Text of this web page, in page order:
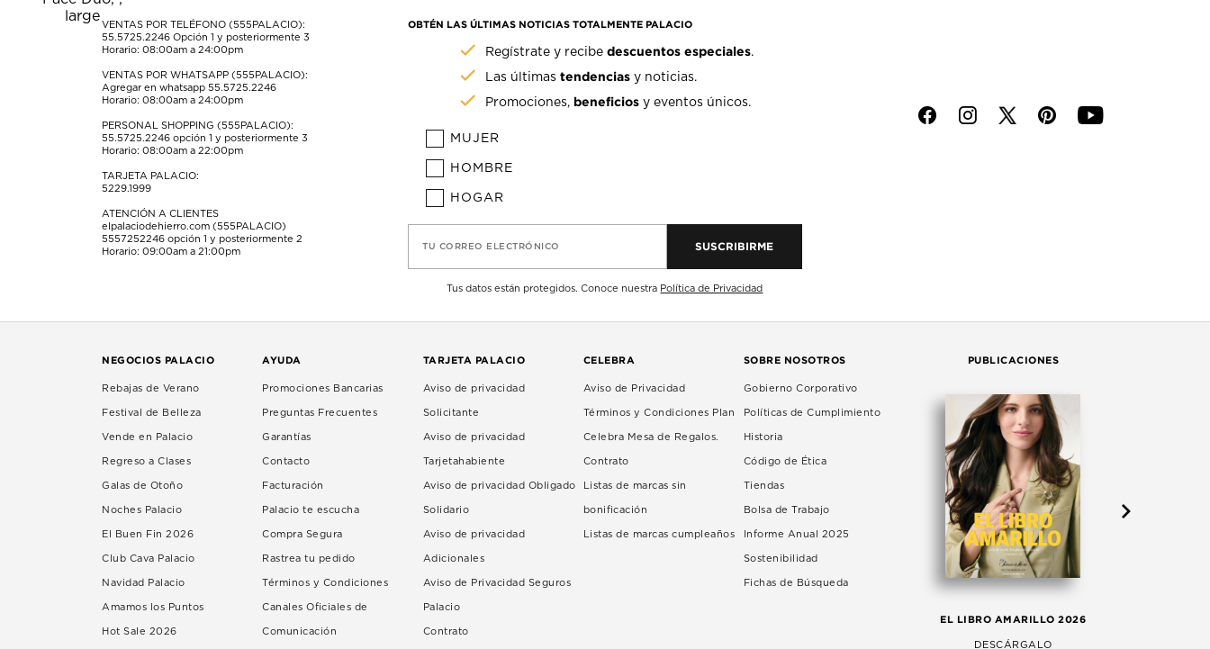
el
formulario
el
formulario
de
formulario
de
formulario
de
formulario
de
envío.
VENTAS POR TELÉFONO (555PALACIO):
55.5725.2246 Opción 1 y posteriormente 3
Horario: 08:00am a 24:00pm
VENTAS POR WHATSAPP (555PALACIO):
Agregar en whatsapp 55.5725.2246
Horario: 08:00am a 24:00pm
PERSONAL SHOPPING (555PALACIO):
55.5725.2246 opción 1 y posteriormente 3
Horario: 08:00am a 22:00pm
TARJETA PALACIO:
5229.1999
ATENCIÓN A CLIENTES
elpalaciodehierro.com (555PALACIO)
5557252246 opción 1 y posteriormente 2
Horario: 09:00am a 21:00pm
OBTÉN LAS ÚLTIMAS NOTICIAS TOTALMENTE PALACIO
Regístrate y recibedescuentos especiales.
Las últimastendencias y noticias.
Promociones, beneficios y eventos únicos.
MUJER
HOMBRE
HOGAR
TU CORREO ELECTRÓNICO SUSCRIBIRME
Tus datos están protegidos. Conoce nuestra Política de Privacidad
f i p y
NEGOCIOS PALACIO
Rebajas de Verano
Festival de Belleza
Vende en Palacio
Regreso a Clases
Galas de Otoño
Noches Palacio
El Buen Fin 2026
Club Cava Palacio
Navidad Palacio
Amamos los Puntos
Hot Sale 2026
AYUDA
Promociones Bancarias
Preguntas Frecuentes
Garantías
Contacto
Facturación
Palacio te escucha
Compra Segura
Rastrea tu pedido
Términos y Condiciones
Canales Oficiales de
Comunicación
TARJETA PALACIO
Aviso de privacidad
Solicitante
Aviso de privacidad
Tarjetahabiente
Aviso de privacidad Obligado
Solidario
Aviso de privacidad
Adicionales
Aviso de Privacidad Seguros
Palacio
Contrato
CELEBRA
Aviso de Privacidad
Términos y Condiciones Plan
Celebra Mesa de Regalos.
Contrato
Listas de marcas sin
bonificación
Listas de marcas cumpleaños
SOBRE NOSOTROS
Gobierno Corporativo
Políticas de Cumplimiento
Historia
Código de Ética
Tiendas
Bolsa de Trabajo
Informe Anual 2025
Sostenibilidad
Fichas de Búsqueda
PUBLICACIONES
EL LIBRO AMARILLO 2026
DESCÁRGALO